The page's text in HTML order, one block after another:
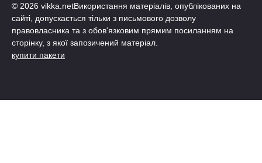
© 2026 vikka.netВикористання матеріалів, опублікованих на
сайті, допускається тільки з письмового дозволу
правовласника та з обов'язковим прямим посиланням на
сторінку, з якої запозичений матеріал.
купити пакети